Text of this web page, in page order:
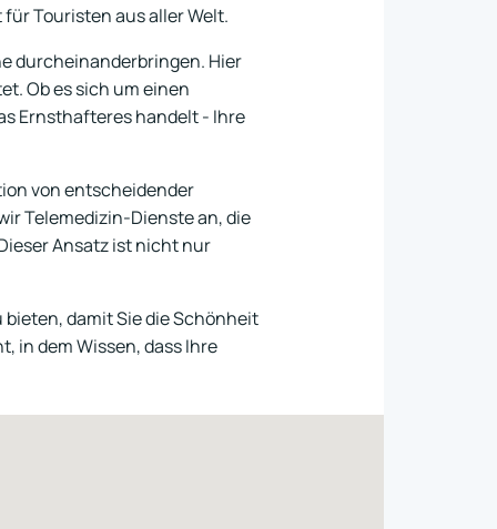
Touristen aus aller Welt.
durcheinanderbringen. Hier
Ob es sich um einen
Ernsthafteres handelt - Ihre
von entscheidender
Telemedizin-Dienste an, die
Ansatz ist nicht nur
damit Sie die Schönheit
in dem Wissen, dass Ihre